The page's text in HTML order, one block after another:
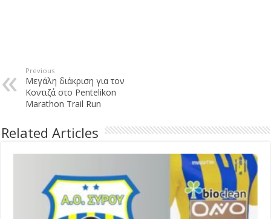
Previous
Μεγάλη διάκριση για τον
Κοντιζά στο Pentelikon
Marathon Trail Run
Related Articles